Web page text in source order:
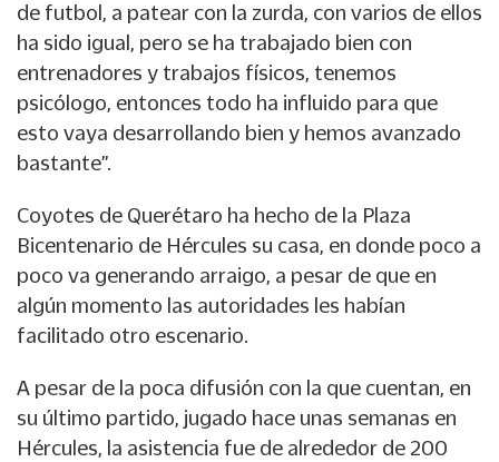
de futbol, a patear con la zurda, con varios de ellos
ha sido igual, pero se ha trabajado bien con
entrenadores y trabajos físicos, tenemos
psicólogo, entonces todo ha influido para que
esto vaya desarrollando bien y hemos avanzado
bastante”.
Coyotes de Querétaro ha hecho de la Plaza
Bicentenario de Hércules su casa, en donde poco a
poco va generando arraigo, a pesar de que en
algún momento las autoridades les habían
facilitado otro escenario.
A pesar de la poca difusión con la que cuentan, en
su último partido, jugado hace unas semanas en
Hércules, la asistencia fue de alrededor de 200